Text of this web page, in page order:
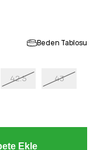
Beden Tablosu
42.5 43